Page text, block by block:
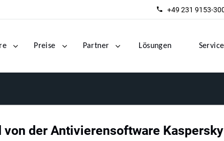
+49 231 9153-
Preise Partner Lösungen Service
von der Antivierensoftware